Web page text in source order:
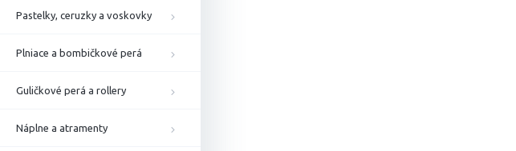
Pastelky, ceruzky a voskovky
Plniace a bombičkové perá
Guličkové perá a rollery
Náplne a atramenty